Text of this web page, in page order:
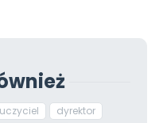
dyrektor